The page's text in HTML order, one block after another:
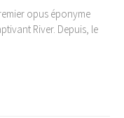
opus éponyme
River. Depuis, le